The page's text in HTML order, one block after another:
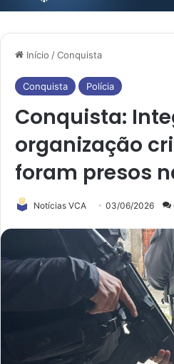
Início /Conquista
Conquista Polícia
Conquista:
organização
foram presos
Notícias VCA 03/06/2026